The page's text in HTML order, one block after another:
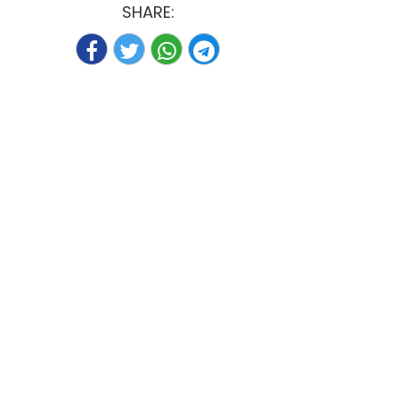
SHARE: